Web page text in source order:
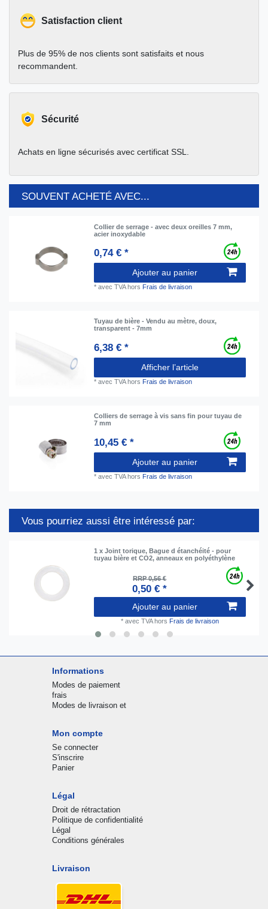
Satisfaction client
Plus de 95% de nos clients sont satisfaits et nous
recommandent.
Sécurité
Achats en ligne sécurisés avec certificat SSL.
SOUVENT ACHETÉ AVEC...
Collier de serrage - avec deux oreilles 7 mm,
acier inoxydable
0,74 € *
Ajouter au panier
*avec TVAhors Frais de livraison
Tuyau de bière - Vendu au mètre, doux,
transparent - 7mm
6,38 € *
Afficher l’article
*avec TVAhors Frais de livraison
Colliers de serrage à vis sans fin pour tuyau de
7 mm
10,45 € *
Ajouter au panier
*avec TVAhors Frais de livraison
Vous pourriez aussi être intéressé par:
1 x Joint torique, Bague d étanchéité - pour
tuyau bière et CO2, anneaux en polyéthylène
RRP 0,56 €
0,50 € *
Ajouter au panier
* avec TVAhors Frais de livraison
Informations
Modes de paiement
frais
Modes de livraison et
Mon compte
Se connecter
S'inscrire
Panier
Légal
Droit de rétractation
Politique de confidentialité
Légal
Conditions générales
Livraison